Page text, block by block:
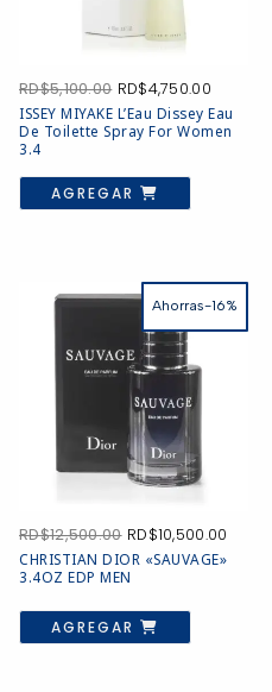
RD$5,100.00 El
precio
original
era:
RD$4,750.00El
precio
actual
ISSEY MIYAKE L’Eau Dissey Eau
De Toilette Spray For Women
3.4
AGREGAR
Ahorras-16%
RD$12,500.00 El
precio
original
RD$12,500.00.
RD$10,500.00
CHRISTIAN DIOR «SAUVAGE»
3.4OZ EDP MEN
AGREGAR